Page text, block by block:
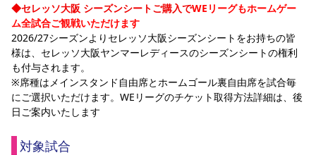
◆セレッソ大阪 シーズンシートご購入でWEリーグもホームゲー
ム全試合ご観戦いただけます
2026/27シーズンよりセレッソ大阪シーズンシートをお持ちの皆
様は、セレッソ大阪ヤンマーレディースのシーズンシートの権利
も付与されます。
※席種はメインスタンド自由席とホームゴール裏自由席を試合毎
にご選択いただけます。WEリーグのチケット取得方法詳細は、後
日ご案内いたします
対象試合